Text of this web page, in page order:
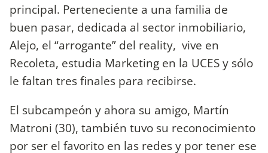
principal. Perteneciente a una familia de
buen pasar, dedicada al sector inmobiliario,
Alejo, el “arrogante” del reality, vive en
Recoleta, estudia Marketing en la UCES y sólo
le faltan tres finales para recibirse.
El subcampeón y ahora su amigo, Martín
Matroni (30), también tuvo su reconocimiento
por ser el favorito en las redes y por tener ese